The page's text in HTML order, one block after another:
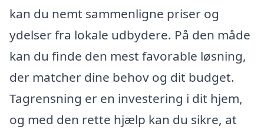
kan du nemt sammenligne priser og
ydelser fra lokale udbydere. På den måde
kan du finde den mest favorable løsning,
der matcher dine behov og dit budget.
Tagrensning er en investering i dit hjem,
og med den rette hjælp kan du sikre, at